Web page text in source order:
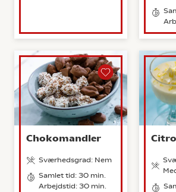
Chokomandler
Sværhedsgrad: Nem
Samlet tid: 30 min.
Arbejdstid: 30 min.